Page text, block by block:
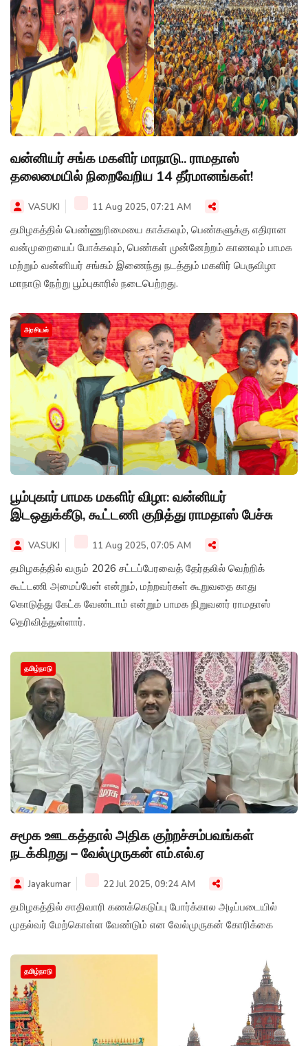
வன்னியர் சங்க மகளிர் மாநாடு.. ராமதாஸ்
தலைமையில் நிறைவேறிய 14 தீர்மானங்கள்!
VASUKI 11 Aug 2025, 07:21 AM
தமிழகத்தில் பெண்ணுரிமையை காக்கவும், பெண்களுக்கு எதிரான
வன்முறையைப் போக்கவும், பெண்கள் முன்னேற்றம் காணவும் பாமக
மற்றும் வன்னியர் சங்கம் இணைந்து நடத்தும் மகளிர் பெருவிழா
மாநாடு நேற்று பூம்புகாரில் நடைபெற்றது.
அரசியல்
பூம்புகார் பாமக மகளிர் விழா: வன்னியர்
இடஒதுக்கீடு, கூட்டணி குறித்து ராமதாஸ் பேச்சு
VASUKI 11 Aug 2025, 07:05 AM
தமிழகத்தில் வரும் 2026 சட்டப்பேரவைத் தேர்தலில் வெற்றிக்
கூட்டணி அமைப்பேன் என்றும், மற்றவர்கள் கூறுவதை காது
கொடுத்து கேட்க வேண்டாம் என்றும் பாமக நிறுவனர் ராமதாஸ்
தெரிவித்துள்ளார்.
தமிழ்நாடு
சமூக ஊடகத்தால் அதிக குற்றச்சம்பவங்கள்
நடக்கிறது – வேல்முருகன் எம்.எல்.ஏ
Jayakumar 22 Jul 2025, 09:24 AM
தமிழகத்தில் சாதிவாரி கணக்கெடுப்பு போர்க்கால அடிப்படையில்
முதல்வர் மேற்கொள்ள வேண்டும் என வேல்முருகன் கோரிக்கை
தமிழ்நாடு